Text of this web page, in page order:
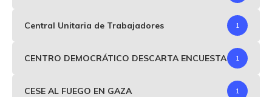
Central Unitaria de Trabajadores 1
CENTRO DEMOCRÁTICO DESCARTA ENCUESTA 1
CESE AL FUEGO EN GAZA 1